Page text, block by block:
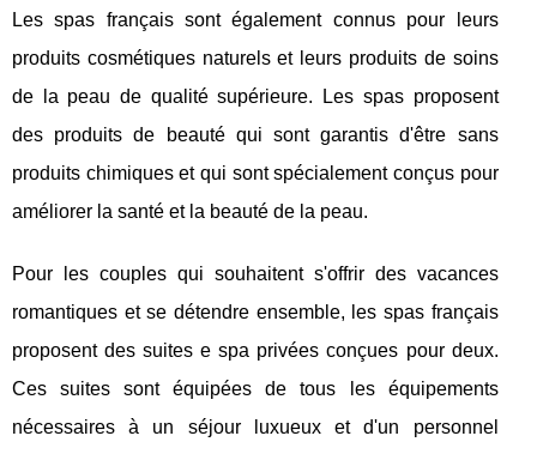
Les spas français sont également connus pour leurs
produits cosmétiques naturels et leurs produits de soins
de la peau de qualité supérieure. Les spas proposent
des produits de beauté qui sont garantis d'être sans
produits chimiques et qui sont spécialement conçus pour
améliorer la santé et la beauté de la peau.
Pour les couples qui souhaitent s'offrir des vacances
romantiques et se détendre ensemble, les spas français
proposent des suites e spa privées conçues pour deux.
Ces suites sont équipées de tous les équipements
nécessaires à un séjour luxueux et d'un personnel